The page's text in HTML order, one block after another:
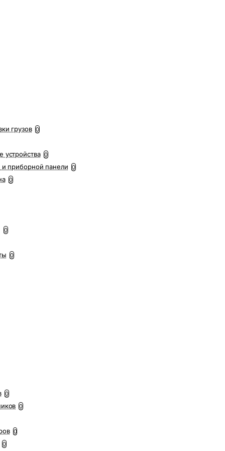
грузов 0
устройства 0
приборной панели 0
0
0
0
0
0
0
0